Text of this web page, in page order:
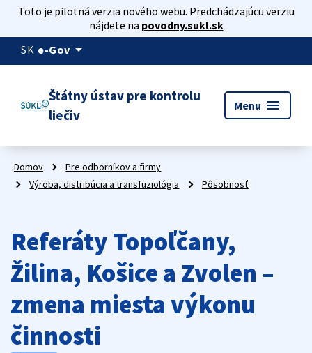
Toto je pilotná verzia nového webu. Predchádzajúcu verziu
nájdete na povodny.sukl.sk
SK e-Gov arrow_drop_down
Štátny ústav pre kontrolu
liečiv
Menu menu
Domov
Pre odborníkov a firmy
Výroba, distribúcia a transfuziológia
Pôsobnosť
Referáty Topoľčany,
Žilina, Košice a Zvolen –
zmena miesta výkonu
činnosti